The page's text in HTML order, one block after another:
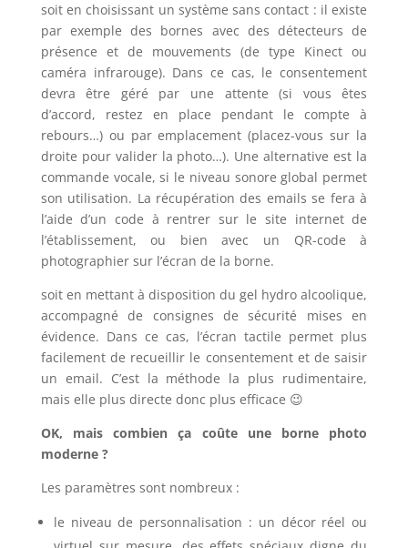
soit en choisissant un système sans contact : il existe
par exemple des bornes avec des détecteurs de
présence et de mouvements (de type Kinect ou
caméra infrarouge). Dans ce cas, le consentement
devra être géré par une attente (si vous êtes
d’accord, restez en place pendant le compte à
rebours…) ou par emplacement (placez-vous sur la
droite pour valider la photo…). Une alternative est la
commande vocale, si le niveau sonore global permet
son utilisation. La récupération des emails se fera à
l’aide d’un code à rentrer sur le site internet de
l’établissement, ou bien avec un QR-code à
photographier sur l’écran de la borne.
soit en mettant à disposition du gel hydro alcoolique,
accompagné de consignes de sécurité mises en
évidence. Dans ce cas, l’écran tactile permet plus
facilement de recueillir le consentement et de saisir
un email. C’est la méthode la plus rudimentaire,
mais elle plus directe donc plus efficace 😉
OK, mais combien ça coûte une borne photo
moderne ?
Les paramètres sont nombreux :
le niveau de personnalisation : un décor réel ou